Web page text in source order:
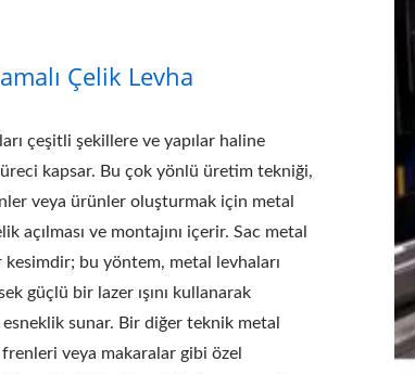
Çelik Levha
çeşitli şekillere ve yapılar haline
kapsar. Bu çok yönlü üretim tekniği,
veya ürünler oluşturmak için metal
açılması ve montajını içerir. Sac metal
kesimdir; bu yöntem, metal levhaları
güçlü bir lazer ışını kullanarak
sunar. Bir diğer teknik metal
veya makaralar gibi özel